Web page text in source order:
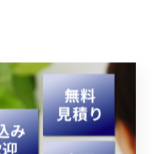
次のページ >